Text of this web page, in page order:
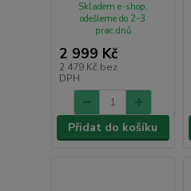
2 999 Kč
2 479 Kč bez
DPH
Skladem e-shop,
odešleme do 2-3
prac.dnů
Přidat do košíku